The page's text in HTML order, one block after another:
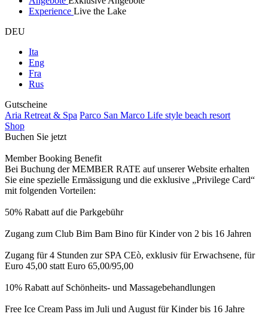
Experience Live the Lake
DEU
Ita
Eng
Fra
Rus
Gutscheine
Aria Retreat & Spa Parco San Marco Life style beach resort
Shop
Buchen Sie jetzt
Member Booking Benefit
Bei Buchung der MEMBER RATE auf unserer Website erhalten
Sie eine spezielle Ermässigung und die exklusive „Privilege Card“
mit folgenden Vorteilen:
50% Rabatt auf die Parkgebühr
Zugang zum Club Bim Bam Bino für Kinder von 2 bis 16 Jahren
Zugang für 4 Stunden zur SPA CEò, exklusiv für Erwachsene, für
Euro 45,00 statt Euro 65,00/95,00
10% Rabatt auf Schönheits- und Massagebehandlungen
Free Ice Cream Pass im Juli und August für Kinder bis 16 Jahre